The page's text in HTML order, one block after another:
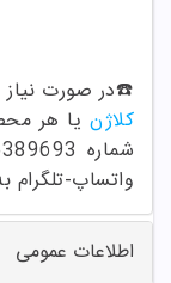
☎️در صورت
کلاژن یا هر
شماره 021
واتساپ-تلگرام به شماره
اطلاعات عمومی